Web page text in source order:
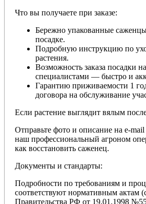
Что вы получаете при заказе:
Бережно упакованные
посадке.
Подробную инструкцию по
растения.
Возможность заказа посадки
специалистами — быстро и
Гарантию приживаемости 1
договора на обслуживание
Если растение выглядит вялым
Отправьте фото и описание на e-mail
наш профессиональный агроном
как восстановить саженец.
Документы и стандарты:
Подробности по требованиям и
соответствуют нормативным актам
Правительства РФ от 19.01.1998